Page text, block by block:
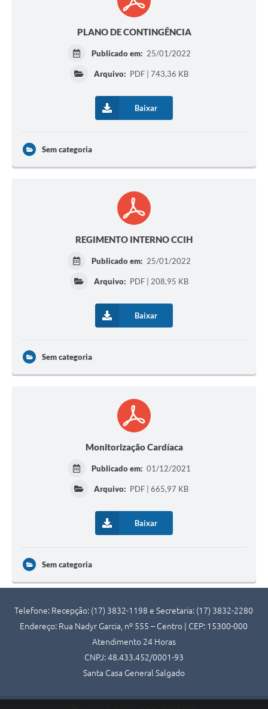
PLANO DE CONTINGÊNCIA
Publicado em: 25/01/2022
Arquivo: PDF | 743,36 KB
Baixar
Sem categoria
REGIMENTO INTERNO CCIH
Publicado em: 25/01/2022
Arquivo: PDF | 208,95 KB
Baixar
Sem categoria
Monitorização Cardíaca
Publicado em: 01/12/2021
Arquivo: PDF | 665,97 KB
Baixar
Sem categoria
Telefone: Recepção: (17) 3832-1198 e Secretaria: (17) 3832-2280
Endereço: Rua Nadyr Garcia, nº 555 – Centro | CEP: 15300-000
Atendimento 24 Horas
CNPJ: 48.433.452/0001-93
Santa Casa General Salgado